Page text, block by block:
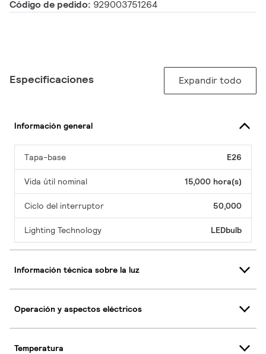
Código de pedido: 929003751264
Especificaciones Expandir todo
Información general
Tapa-base E26
Vida útil nominal 15,000 hora(s)
Ciclo del interruptor 50,000
Lighting Technology LEDbulb
Información técnica sobre la luz
Operación y aspectos eléctricos
Temperatura